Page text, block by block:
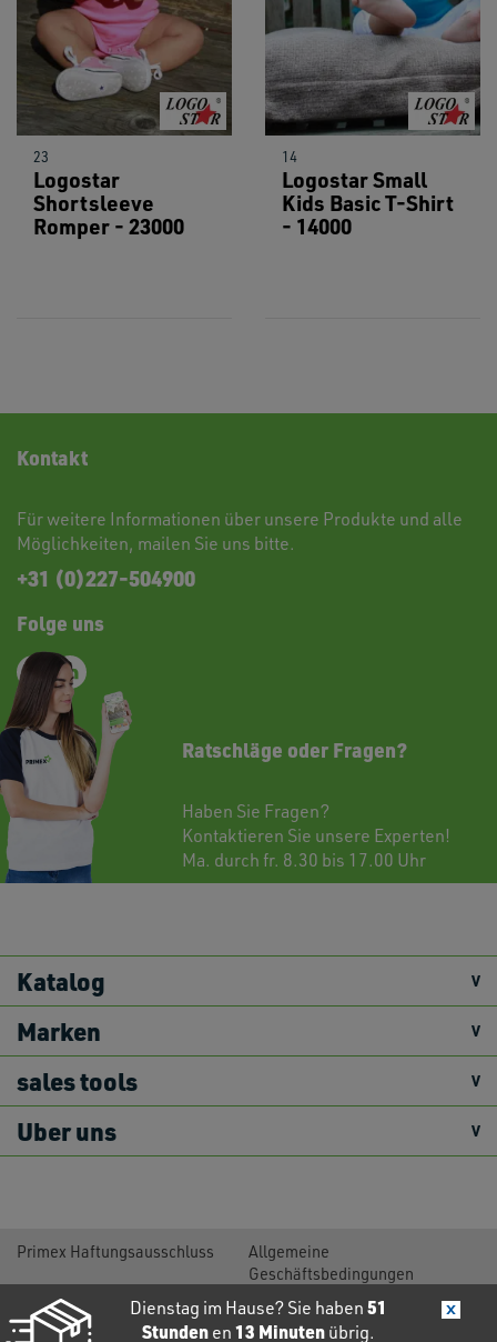
Dienstag im Hause? Sie haben 51
Stunden en 13 Minutenübrig.
23
Logostar
Shortsleeve
Romper - 23000
14
Logostar Small
Kids Basic T-Shirt
- 14000
Kontakt
Für weitere Informationen über unsere Produkte und alle
Möglichkeiten, mailen Sie uns bitte.
+31 (0)227-504900
Folge uns
Ratschläge oder Fragen?
Haben Sie Fragen?
Kontaktieren Sie unsere Experten!
Ma. durch fr. 8.30 bis 17.00 Uhr
Katalog
Marken
sales tools
Uber uns
Primex Haftungsausschluss
Allgemeine
Geschäftsbedingungen
Warenkorb
Versandbedingungen
Datenschutzrichtlinie